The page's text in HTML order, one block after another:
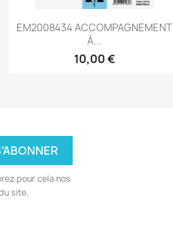
Aperçu rapide
EM2008434 ACCOMPAGNEMENT
À...
10,00 €
pour cela nos
site.